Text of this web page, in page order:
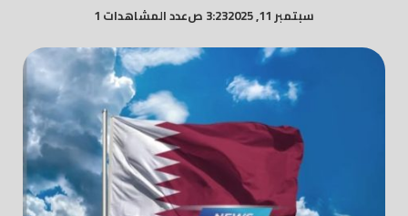
سبتمبر 11, 2025 3:23 ص عدد المشاهدات 1